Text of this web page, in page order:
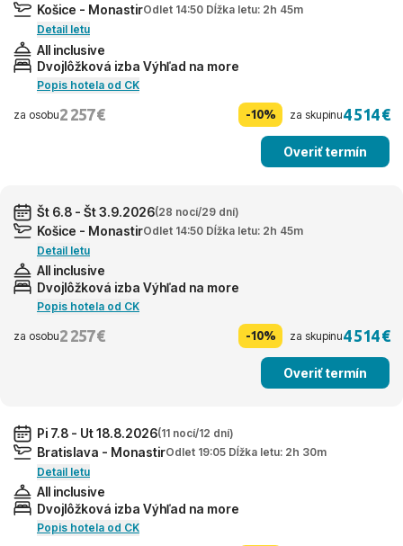
Košice - MonastirOdlet 14:50 Dĺžka letu: 2h 45m
Detail letu
All inclusive
Dvojlôžková izba Výhľad na more
Popis hotela od CK
za osobu2 257 € -10% za skupinu4 514 €
Overiť termín
Št 6.8 - Št 3.9.2026(28 nocí/29 dní)
Košice - MonastirOdlet 14:50 Dĺžka letu: 2h 45m
Detail letu
All inclusive
Dvojlôžková izba Výhľad na more
Popis hotela od CK
za osobu2 257 € -10% za skupinu4 514 €
Overiť termín
Pi 7.8 - Ut 18.8.2026(11 nocí/12 dní)
Bratislava - MonastirOdlet 19:05 Dĺžka letu: 2h 30m
Detail letu
All inclusive
Dvojlôžková izba Výhľad na more
Popis hotela od CK